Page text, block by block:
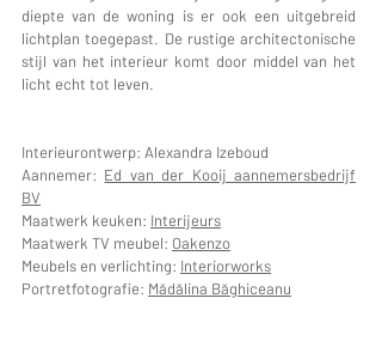
diepte van de woning is er ook een uitgebreid
lichtplan toegepast. De rustige architectonische
stijl van het interieur komt door middel van het
licht echt tot leven.
Interieurontwerp: Alexandra Izeboud
Aannemer: Ed van der Kooij aannemersbedrijf
BV
Maatwerk keuken: Interijeurs
Maatwerk TV meubel: Oakenzo
Meubels en verlichting: Interiorworks
Portretfotografie: Mădălina Băghiceanu